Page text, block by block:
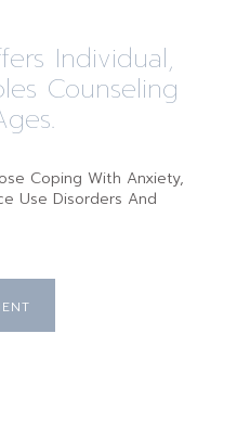
Individual,
Counseling
Coping With Anxiety,
Use Disorders And